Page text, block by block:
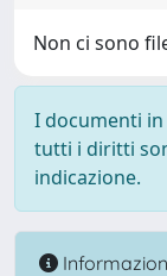
Non ci sono
I documenti
tutti i diritti
indicazione.